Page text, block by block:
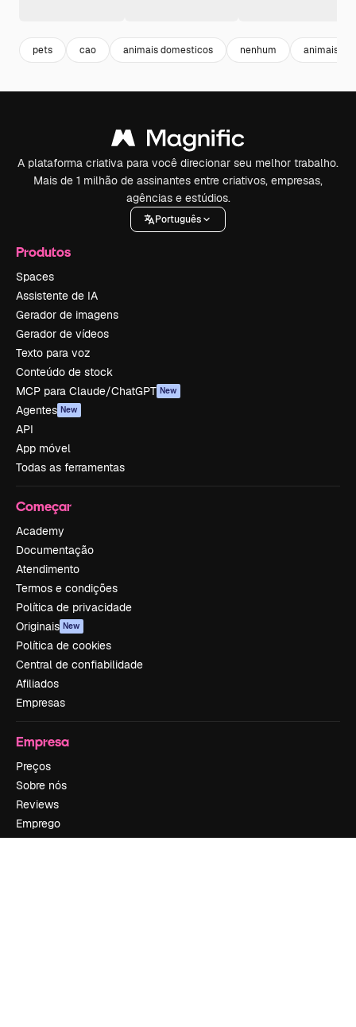
pets cao animais domesticos nenhum animais
A plataforma criativa para você direcionar seu melhor trabalho.
Mais de 1 milhão de assinantes entre criativos, empresas,
agências e estúdios.
Português
Produtos
Spaces
Assistente de IA
Gerador de imagens
Gerador de vídeos
Texto para voz
Conteúdo de stock
MCP para Claude/ChatGPT New
Agentes New
API
App móvel
Todas as ferramentas
Começar
Academy
Documentação
Atendimento
Termos e condições
Política de privacidade
Originais New
Política de cookies
Central de confiabilidade
Afiliados
Empresas
Empresa
Preços
Sobre nós
Reviews
Emprego
Tendências de pesquisa